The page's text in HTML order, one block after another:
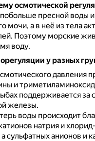
осмотической
пресной воды
мочи, а в неё из тела
Поэтому морские
воду.
у разных
давления
и
поддерживается за
железы.
воды происходит
натрия и
анионов и